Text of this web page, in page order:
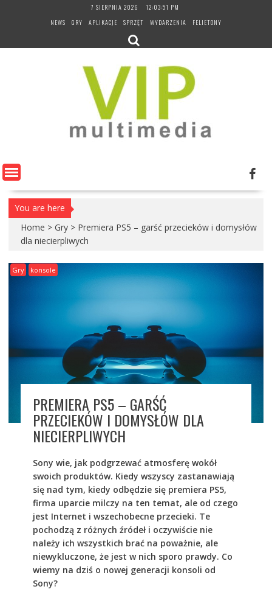
7 SIERPNIA 2026
12:03:52 PM
NEWS
GRY APLIKACJE SPRZĘT WYDARZENIA FELIETONY
You are here
Home > Gry > Premiera PS5 – garść przecieków i domysłów
dla niecierpliwych
Gry konsole
PREMIERA PS5 – GARŚĆ
PRZECIEKÓW I DOMYSŁÓW DLA
NIECIERPLIWYCH
Sony wie, jak podgrzewać atmosferę wokół
swoich produktów. Kiedy wszyscy zastanawiają
się nad tym, kiedy odbędzie się premiera PS5,
firma uparcie milczy na ten temat, ale od czego
jest Internet i wszechobecne przecieki. Te
pochodzą z różnych źródeł i oczywiście nie
należy ich wszystkich brać na poważnie, ale
niewykluczone, że jest w nich sporo prawdy. Co
wiemy na dziś o nowej generacji konsoli od
Sony?